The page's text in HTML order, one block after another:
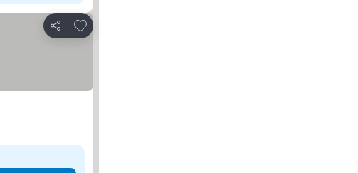
Partilhar
Adicionar aos favoritos